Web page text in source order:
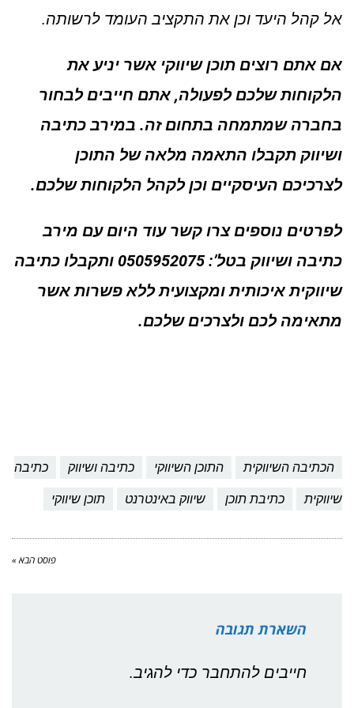
אל קהל היעד וכן את התקציב העומד לרשותה.
אם אתם רוצים תוכן שיווקי אשר יניע את
הלקוחות שלכם לפעולה, אתם חייבים לבחור
בחברה שמתמחה בתחום זה. במירב כתיבה
ושיווק תקבלו התאמה מלאה של התוכן
לצרכיכם העיסקיים וכן לקהל הלקוחות שלכם.
לפרטים נוספים צרו קשר עוד היום עם מירב
כתיבה ושיווק בטל’: 0505952075 ותקבלו כתיבה
שיווקית איכותית ומקצועית ללא פשרות אשר
מתאימה לכם ולצרכים שלכם.
הכתיבה השיווקית התוכן השיווקי כתיבה ושיווק כתיבה
שיווקית כתיבת תוכן שיווק באינטרנט תוכן שיווקי
פוסט הבא »
השארת תגובה
חייבים להתחבר כדי להגיב.